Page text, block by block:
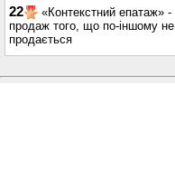
22
«Контекстний епатаж» -
продаж того, що по-іншому не
продається